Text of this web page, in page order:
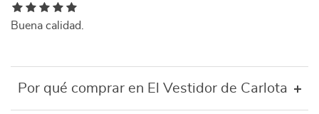
Buena calidad.
Por qué comprar en El Vestidor de Carlota